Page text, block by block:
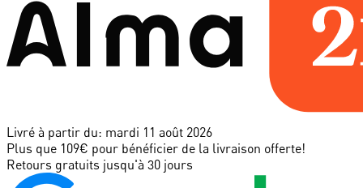
Livré à partir du: mardi 11 août 2026
Plus que 109€ pour bénéficier de la livraison offerte!
Retours gratuits jusqu'à 30 jours